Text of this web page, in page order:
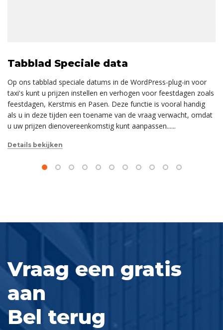
Tabblad Speciale data
Op ons tabblad speciale datums in de WordPress-plug-in voor
taxi's kunt u prijzen instellen en verhogen voor feestdagen zoals
feestdagen, Kerstmis en Pasen. Deze functie is vooral handig
als u in deze tijden een toename van de vraag verwacht, omdat
u uw prijzen dienovereenkomstig kunt aanpassen......
Details bekijken
Vraag een gratis
aan
Bel terug